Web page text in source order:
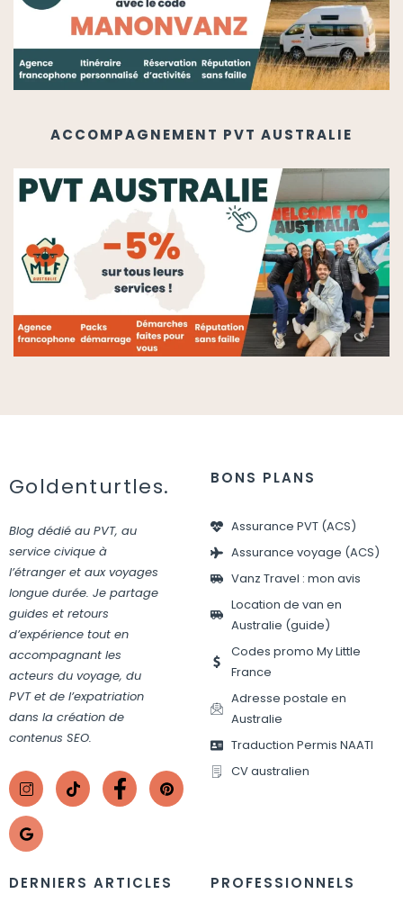
ACCOMPAGNEMENT PVT AUSTRALIE
Goldenturtles.
Blog dédié au PVT, au
service civique à
l’étranger et aux voyages
longue durée. Je partage
guides et retours
d’expérience tout en
accompagnant les
acteurs du voyage, du
PVT et de l’expatriation
dans la création de
contenus SEO.
BONS PLANS
Assurance PVT (ACS)
Assurance voyage (ACS)
Vanz Travel : mon avis
Location de van en
Australie (guide)
Codes promo My Little
France
Adresse postale en
Australie
Traduction Permis NAATI
CV australien
DERNIERS ARTICLES PROFESSIONNELS